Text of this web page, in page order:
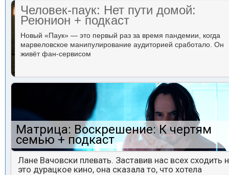
Человек-паук: Нет пути домой:
Реюнион + подкаст
Новый «Паук» — это первый раз за время пандемии, когда
марвеловское манипулирование аудиторией сработало. Он
живёт фан-сервисом
Матрица: Воскрешение: К чертям
семью + подкаст
Лане Вачовски плевать. Заставив нас всех сходить
это дурацкое кино, она сказала то, что хотела